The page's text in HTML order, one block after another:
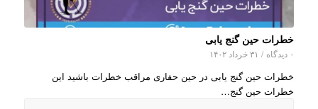
خطرات حین گنج یابی
۰ دیدگاه / ۳۱ خرداد ۱۴۰۲
خطرات حین گنج یابی در حین حفاری مراقب خطرات باشید این
خطرات حین گنج…